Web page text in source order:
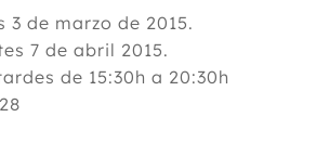
3 de marzo de 2015.
7 de abril 2015.
de 15:30h a 20:30h